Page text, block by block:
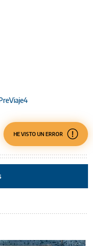
HE VISTO UN ERROR